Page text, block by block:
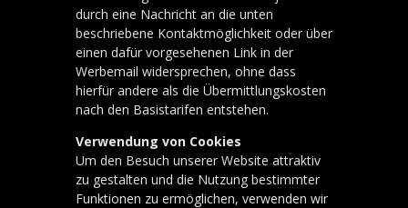
durch eine Nachricht an die unten
beschriebene Kontaktmöglichkeit oder über
einen dafür vorgesehenen Link in der
Werbemail widersprechen, ohne dass
hierfür andere als die Übermittlungskosten
nach den Basistarifen entstehen.
Verwendung von Cookies
Um den Besuch unserer Website attraktiv
zu gestalten und die Nutzung bestimmter
Funktionen zu ermöglichen, verwenden wir